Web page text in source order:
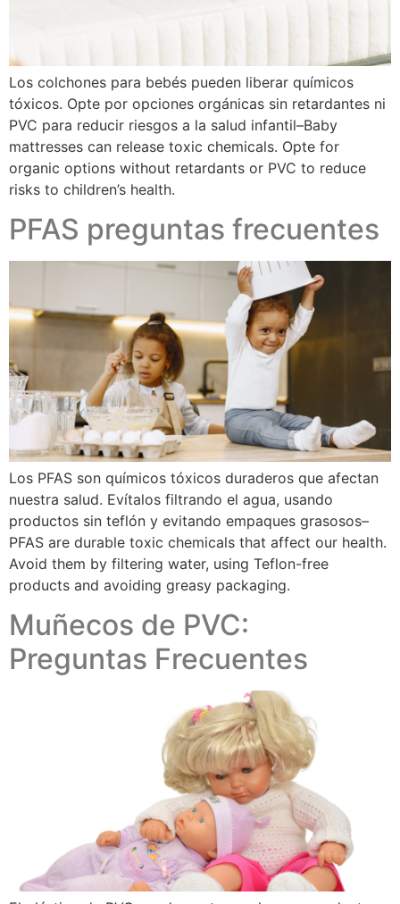
Los colchones para bebés pueden liberar químicos
tóxicos. Opte por opciones orgánicas sin retardantes ni
PVC para reducir riesgos a la salud infantil–Baby
mattresses can release toxic chemicals. Opte for
organic options without retardants or PVC to reduce
risks to children’s health.
PFAS preguntas frecuentes​
Los PFAS son químicos tóxicos duraderos que afectan
nuestra salud. Evítalos filtrando el agua, usando
productos sin teflón y evitando empaques grasosos–
PFAS are durable toxic chemicals that affect our health.
Avoid them by filtering water, using Teflon-free
products and avoiding greasy packaging.
Muñecos de PVC:
Preguntas Frecuentes​